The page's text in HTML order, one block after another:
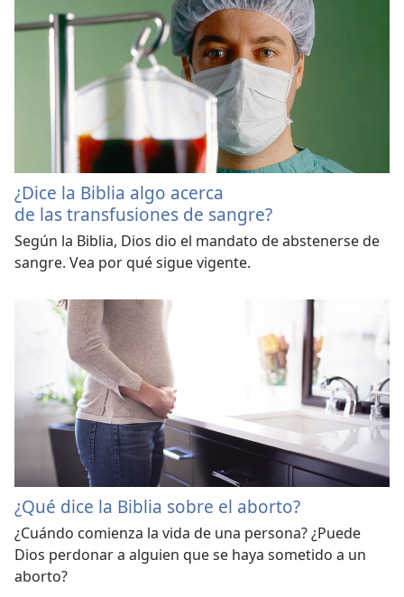
¿Dice la Biblia algo acerca
de las transfusiones de sangre?
Según la Biblia, Dios dio el mandato de abstenerse de
sangre. Vea por qué sigue vigente.
¿Qué dice la Biblia sobre el aborto?
¿Cuándo comienza la vida de una persona? ¿Puede
Dios perdonar a alguien que se haya sometido a un
aborto?